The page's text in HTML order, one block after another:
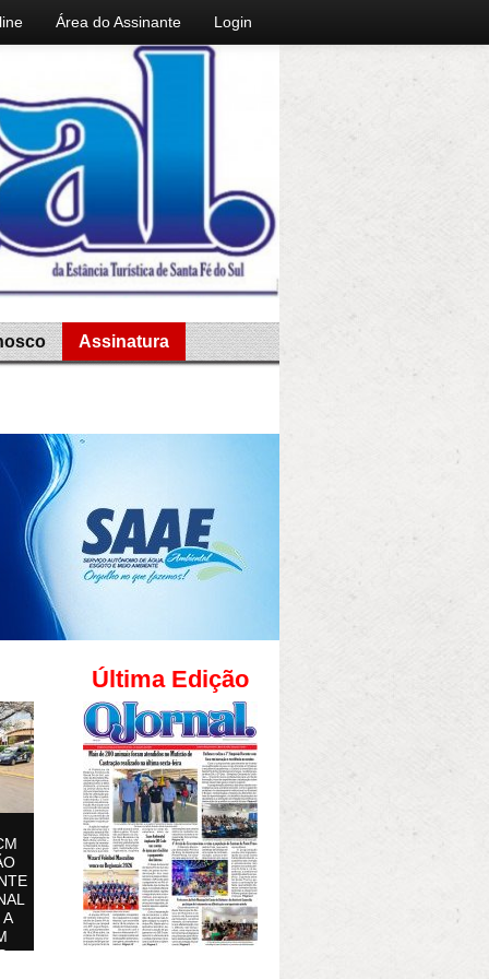
Área do Assinante Login
Assinatura
Última Edição